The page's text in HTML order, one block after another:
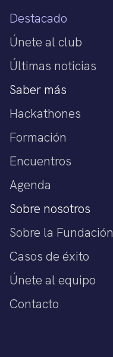
Destacado
Únete al club
Últimas noticias
Saber más
Hackathones
Formación
Encuentros
Agenda
Sobre nosotros
Sobre la Fundación
Casos de éxito
Únete al equipo
Contacto